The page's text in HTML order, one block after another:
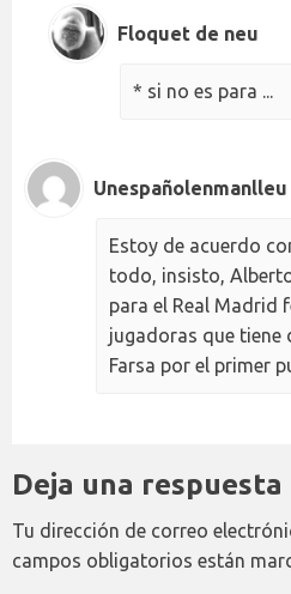
Floquet de neu
* si no es para ...
Unespañolenmanlleu
Estoy de acuerdo
todo, insisto,
para el Real Madrid
jugadoras que tiene
Farsa por el primer
Deja una respuesta
Tu dirección de correo
campos obligatorios están